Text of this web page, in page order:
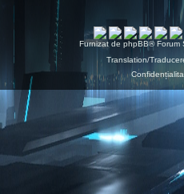
Furnizat de phpBB® Forum
Translation/